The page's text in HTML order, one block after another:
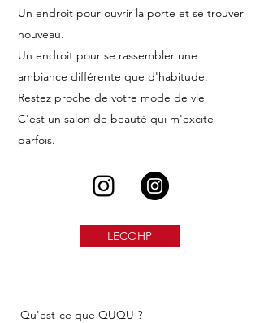
Un endroit pour ouvrir la porte et se trouver
nouveau.
Un endroit pour se rassembler une
ambiance différente que d'habitude.
Restez proche de votre mode de vie
C'est un salon de beauté qui m'excite
parfois.
LECOHP
Qu'est-ce que QUQU ?